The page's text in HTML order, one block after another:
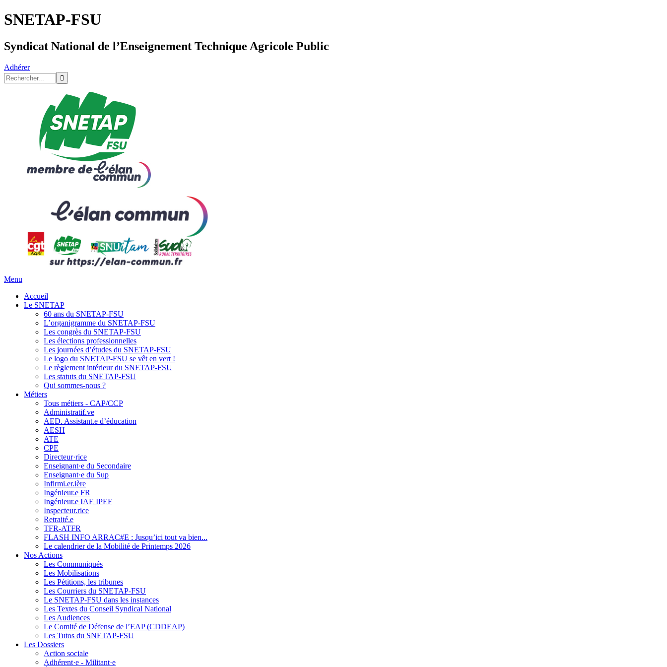
SNETAP-FSU
Syndicat National de l’Enseignement Technique Agricole Public
Adhérer
Menu
Accueil
Le SNETAP
60 ans du SNETAP-FSU
L’organigramme du SNETAP-FSU
Les congrès du SNETAP-FSU
Les élections professionnelles
Les journées d’études du SNETAP-FSU
Le logo du SNETAP-FSU se vêt en vert !
Le règlement intérieur du SNETAP-FSU
Les statuts du SNETAP-FSU
Qui sommes-nous ?
Métiers
Tous métiers - CAP/CCP
Administratif.ve
AED. Assistant.e d’éducation
AESH
ATE
CPE
Directeur·rice
Enseignant·e du Secondaire
Enseignant·e du Sup
Infirmi.er.ière
Ingénieur.e FR
Ingénieur.e IAE IPEF
Inspecteur.rice
Retraité.e
TFR-ATFR
FLASH INFO ARRAC#E : Jusqu’ici tout va bien...
Le calendrier de la Mobilité de Printemps 2026
Nos Actions
Les Communiqués
Les Mobilisations
Les Pétitions, les tribunes
Les Courriers du SNETAP-FSU
Le SNETAP-FSU dans les instances
Les Textes du Conseil Syndical National
Les Audiences
Le Comité de Défense de l’EAP (CDDEAP)
Les Tutos du SNETAP-FSU
Les Dossiers
Action sociale
Adhérent·e - Militant·e